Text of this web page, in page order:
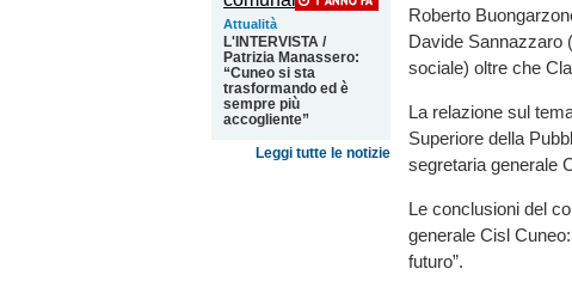
Attualità
L'INTERVISTA /
Patrizia Manassero:
“Cuneo si sta
trasformando ed è
sempre più
accogliente”
Leggi tutte le notizie
Roberto
Davide Sannazzaro
sociale) oltre che
La relazione sul
Superiore della
segretaria generale
Le conclusioni del
generale Cisl
futuro”.